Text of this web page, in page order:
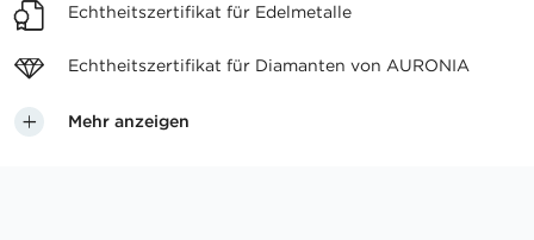
Echtheitszertifikat für Edelmetalle
Echtheitszertifikat für Diamanten von AURONIA
Mehr anzeigen